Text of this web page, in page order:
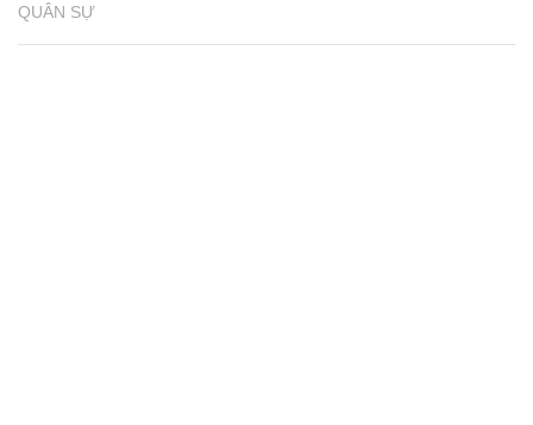
QUÂN SỰ